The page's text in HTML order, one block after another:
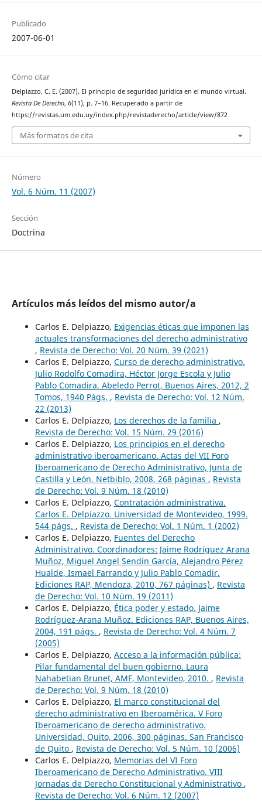
Publicado
2007-06-01
Cómo citar
Delpiazzo, C. E. (2007). El principio de seguridad jurídica en el mundo virtual.
Revista De Derecho, 6(11), p. 7–16. Recuperado a partir de
https://revistas.um.edu.uy/index.php/revistaderecho/article/view/872
Más formatos de cita
Número
Vol. 6 Núm. 11 (2007)
Sección
Doctrina
Artículos más leídos del mismo autor/a
Carlos E. Delpiazzo, Exigencias éticas que imponen las
actuales transformaciones del derecho administrativo
, Revista de Derecho: Vol. 20 Núm. 39 (2021)
Carlos E. Delpiazzo, Curso de derecho administrativo.
Julio Rodolfo Comadira, Héctor Jorge Escola y Julio
Pablo Comadira. Abeledo Perrot, Buenos Aires, 2012, 2
Tomos, 1940 Págs. , Revista de Derecho: Vol. 12 Núm.
22 (2013)
Carlos E. Delpiazzo, Los derechos de la familia ,
Revista de Derecho: Vol. 15 Núm. 29 (2016)
Carlos E. Delpiazzo, Los principios en el derecho
administrativo iberoamericano. Actas del VII Foro
Iberoamericano de Derecho Administrativo, Junta de
Castilla y León, Netbiblo, 2008, 268 páginas , Revista
de Derecho: Vol. 9 Núm. 18 (2010)
Carlos E. Delpiazzo, Contratación administrativa.
Carlos E. Delpiazzo. Universidad de Montevideo, 1999.
544 págs. , Revista de Derecho: Vol. 1 Núm. 1 (2002)
Carlos E. Delpiazzo, Fuentes del Derecho
Administrativo. Coordinadores: Jaime Rodríguez Arana
Muñoz, Miguel Angel Sendín García, Alejandro Pérez
Hualde, Ismael Farrando y Julio Pablo Comadir.
Ediciones RAP, Mendoza, 2010, 767 páginas) , Revista
de Derecho: Vol. 10 Núm. 19 (2011)
Carlos E. Delpiazzo, Ética poder y estado. Jaime
Rodríguez-Arana Muñoz. Ediciones RAP, Buenos Aires,
2004, 191 págs. , Revista de Derecho: Vol. 4 Núm. 7
(2005)
Carlos E. Delpiazzo, Acceso a la información pública:
Pilar fundamental del buen gobierno. Laura
Nahabetian Brunet, AMF, Montevideo, 2010. , Revista
de Derecho: Vol. 9 Núm. 18 (2010)
Carlos E. Delpiazzo, El marco constitucional del
derecho administrativo en Iberoamérica. V Foro
Iberoamericano de derecho administrativo.
Universidad, Quito, 2006, 300 páginas. San Francisco
de Quito , Revista de Derecho: Vol. 5 Núm. 10 (2006)
Carlos E. Delpiazzo, Memorias del VI Foro
Iberoamericano de Derecho Administrativo. VIII
Jornadas de Derecho Constitucional y Administrativo ,
Revista de Derecho: Vol. 6 Núm. 12 (2007)